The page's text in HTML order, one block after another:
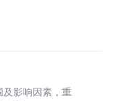
及影响因素，重